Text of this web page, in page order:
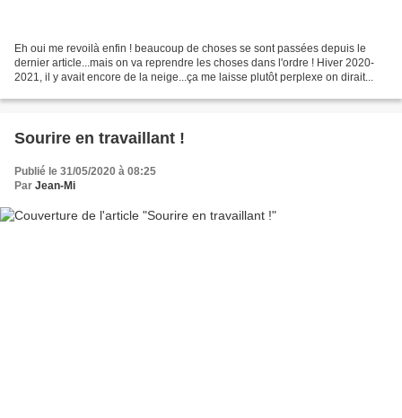
Eh oui me revoilà enfin ! beaucoup de choses se sont passées depuis le
dernier article...mais on va reprendre les choses dans l'ordre ! Hiver 2020-
2021, il y avait encore de la neige...ça me laisse plutôt perplexe on dirait...
Sourire en travaillant !
Publié le 31/05/2020 à 08:25
Par Jean-Mi